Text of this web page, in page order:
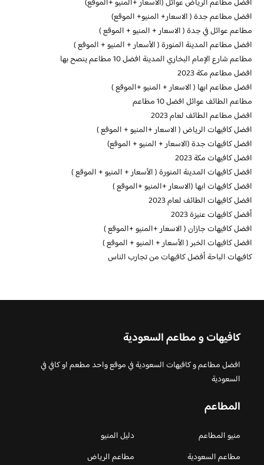
افضل مطاعم الرياض عوائل (الاسعار +المنيو +الموقع)
افضل مطاعم جدة ( الاسعار+ المنيو+ الموقع)
مطاعم عوائل في جدة ( الاسعار + المنيو + الموقع )
افضل مطاعم المدينة المنورة ( الأسعار + المنيو + الموقع )
مطاعم شارع الإمام البخاري المدينة افضل 10 مطاعم ينصح بها
افضل مطاعم مكة 2023
افضل مطاعم ابها ( الاسعار + المنيو +الموقع )
مطاعم الطائف عوائل افضل 10 مطاعم
افضل مطاعم الطائف لعام 2023
افضل كافيهات الرياض ( الاسعار +المنيو + الموقع )
افضل كافيهات جدة (الاسعار + المنيو + الموقع)
افضل كافيهات مكة 2023
افضل كافيهات المدينة المنورة ( الأسعار + المنيو + الموقع )
افضل كافيهات ابها (الاسعار +المنيو +الموقع )
افضل كافيهات الطائف لعام 2023
أفضل كافيهات عنيزة 2023
افضل كافيهات جازان ( الاسعار +المنيو +الموقع )
افضل كافيهات الخبر ( الأسعار + المنيو + الموقع )
كافيهات الباحة أفضل كافيهات من تجارب الناس
كافيهات و مطاعم السعودية
افضل مطاعم و كافيهات السعودية في موقع واحد مطعم او كافي في
السعودية
المطاعم
منيو المطاعم
دليل المنيو
مطاعم السعودية
مطاعم الرياض